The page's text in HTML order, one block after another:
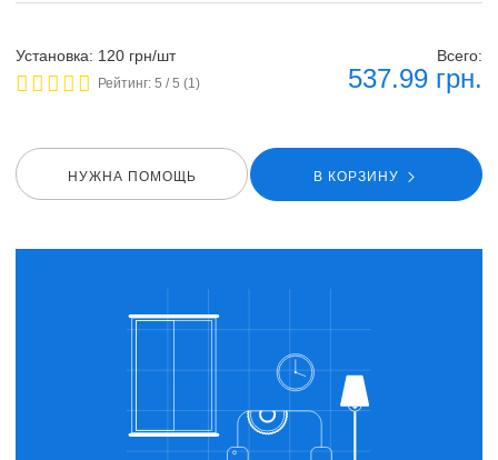
Установка: 120 грн/шт
Рейтинг:5 / 5 (1)
Всего:
537.99грн.
НУЖНА ПОМОЩЬ В КОРЗИНУ